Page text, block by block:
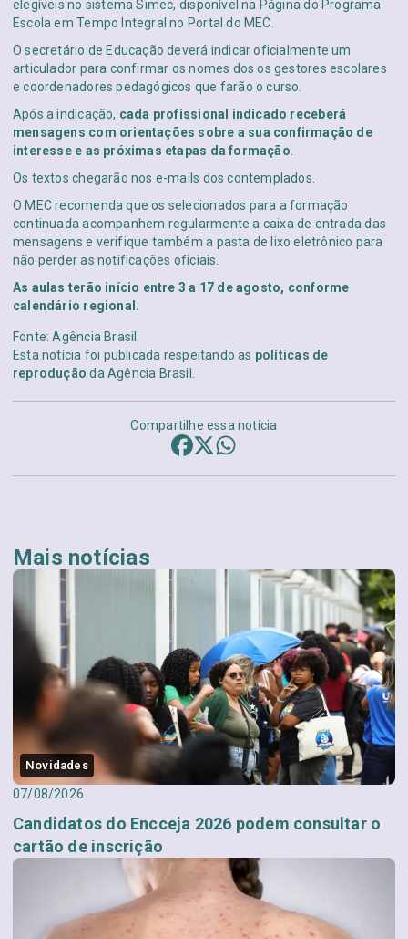
elegíveis no sistema Simec, disponível na Página do Programa
Escola em Tempo Integral no Portal do MEC.
O secretário de Educação deverá indicar oficialmente um
articulador para confirmar os nomes dos os gestores escolares
e coordenadores pedagógicos que farão o curso.
Após a indicação, cada profissional indicado receberá
mensagens com orientações sobre a sua confirmação de
interesse e as próximas etapas da formação
Os textos chegarão nos e-mails dos contemplados.
O MEC recomenda que os selecionados para a formação
continuada acompanhem regularmente a caixa de entrada das
mensagens e verifique também a pasta de lixo eletrônico para
não perder as notificações oficiais.
As aulas terão início entre 3 a 17 de agosto, conforme
calendário regional.
Fonte: Agência Brasil
Esta notícia foi publicada respeitando as políticas de
reprodução da Agência Brasil.
Compartilhe essa notícia
Mais notícias
Novidades
07/08/2026
Candidatos do Encceja 2026 podem consultar o
cartão de inscrição